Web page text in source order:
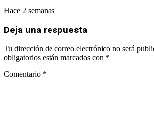
Hace 2 semanas
Deja una respuesta
Tu dirección de correo electrónico no será
obligatorios están marcados con *
Comentario *